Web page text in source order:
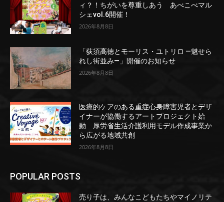
ィ？！ちがいを尊重しあう あべこべマル
シェvol.6開催！
2026年8月8日
「荻須高徳とモーリス・ユトリロ ―魅せら
れし街並み―」開催のお知らせ
2026年8月8日
医療的ケアのある重症心身障害児者とデザ
イナーが協働するアートプロジェクト始
動 厚労省生活介護利用モデル作成事業か
ら広がる地域共創
2026年8月8日
POPULAR POSTS
売り子は、みんなこどもたちやマイノリテ